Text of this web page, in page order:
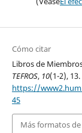
Cómo citar
Libros de
TEFROS, 10(1-2), 13.
https://
45
Más formatos